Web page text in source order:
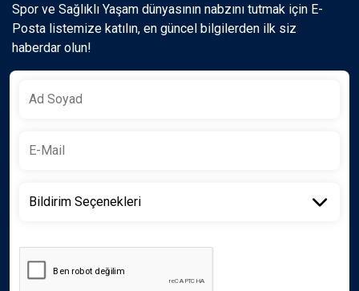
Spor ve Sağlıklı Yaşam dünyasının nabzını tutmak için E-
Posta listemize katılın, en güncel bilgilerden ilk siz
haberdar olun!